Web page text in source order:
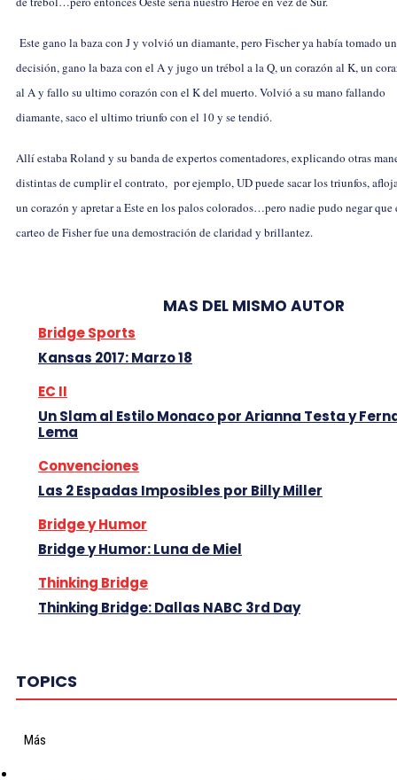
Este gano la baza con J y volvió un diamante, pero Fischer ya había tomado
decisión, gano la baza con el A y jugo un trébol a la Q, un corazón al K, un
al A y fallo su ultimo corazón con el K del muerto. Volvió a su mano fallando
diamante, saco el ultimo triunfo con el 10 y se tendió.
Allí estaba Roland y su banda de expertos comentadores, explicando otras
distintas de cumplir el contrato, por ejemplo, UD puede sacar los triunfos,
un corazón y apretar a Este en los palos colorados…pero nadie pudo negar que
carteo de Fisher fue una demostración de claridad y brillantez.
MAS DEL MISMO AUTOR
Bridge Sports
Kansas 2017: Marzo 18
EC II
Un Slam al Estilo Monaco por Arianna Testa y
Lema
Convenciones
Las 2 Espadas Imposibles por Billy Miller
Bridge y Humor
Bridge y Humor: Luna de Miel
Thinking Bridge
Thinking Bridge: Dallas NABC 3rd Day
TOPICS
Más